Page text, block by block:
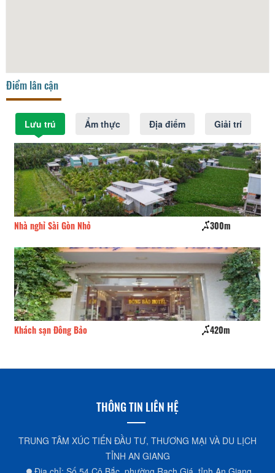
Điểm lân cận
Lưu trú Ẩm thực Địa điểm Giải trí
Nhà nghỉ Sài Gòn Nhỏ 300m
Khách sạn Đông Bảo 420m
THÔNG TIN LIÊN HỆ
TRUNG TÂM XÚC TIẾN ĐẦU TƯ, THƯƠNG MẠI VÀ DU LỊCH
TỈNH AN GIANG